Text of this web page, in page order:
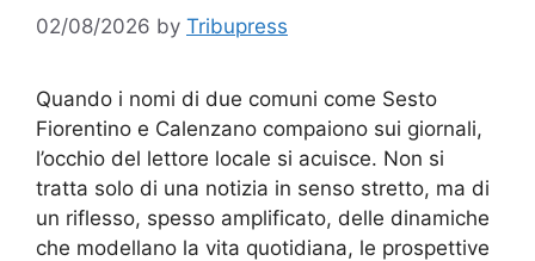
02/08/2026 by Tribupress
Quando i nomi di due comuni come Sesto
Fiorentino e Calenzano compaiono sui giornali,
l’occhio del lettore locale si acuisce. Non si
tratta solo di una notizia in senso stretto, ma di
un riflesso, spesso amplificato, delle dinamiche
che modellano la vita quotidiana, le prospettive